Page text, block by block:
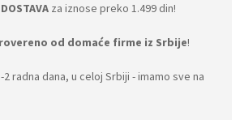
za iznose preko 1.499 din!
od domaće firme iz Srbije!
2 radna dana, u celoj Srbiji - imamo sve na